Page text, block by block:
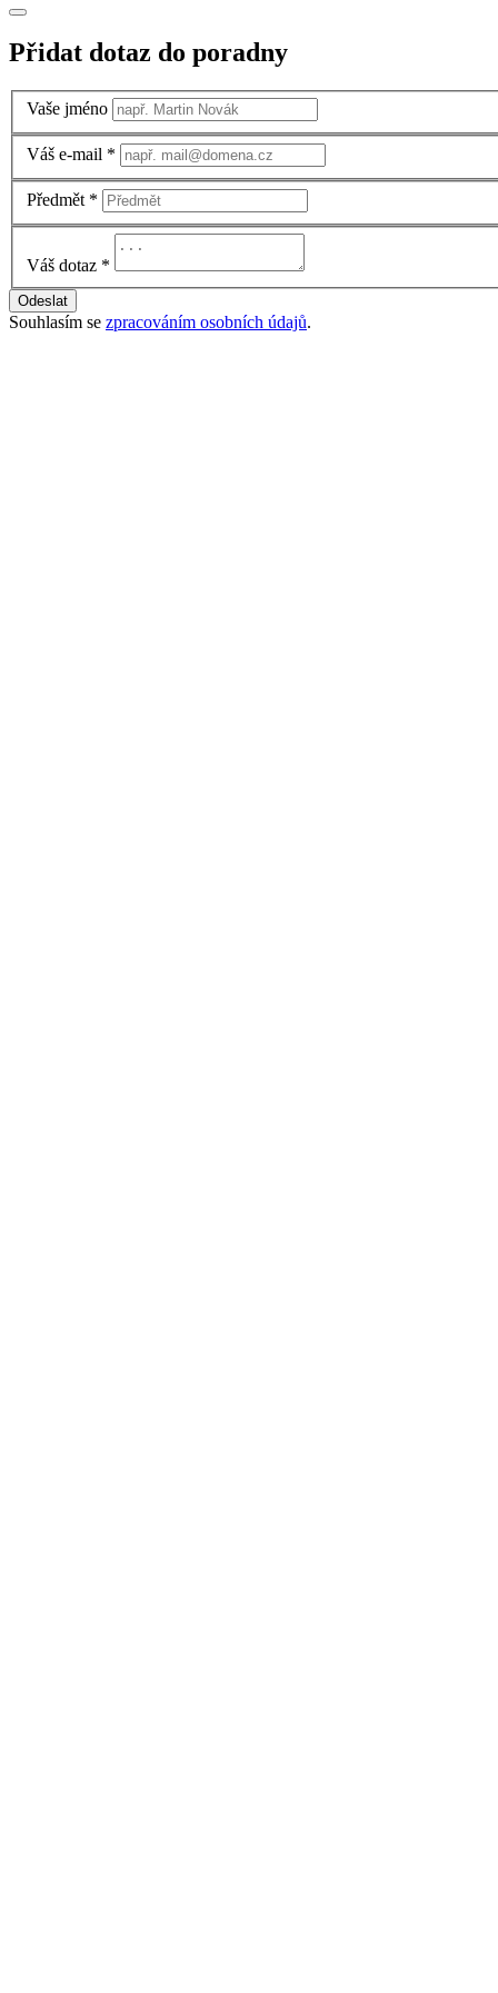
Přidat dotaz do poradny
Vaše jméno
Váš e-mail *
Předmět *
Váš dotaz *
Odeslat
Souhlasím se zpracováním osobních údajů.